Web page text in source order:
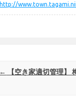
http://
Post navigation
← 【空き家適切管理】